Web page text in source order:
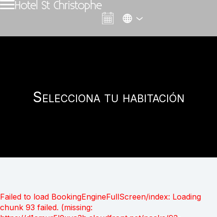
Hotel St Christophe
Selecciona tu habitación
Failed to load BookingEngineFullScreen/index: Loading
chunk 93 failed. (missing: